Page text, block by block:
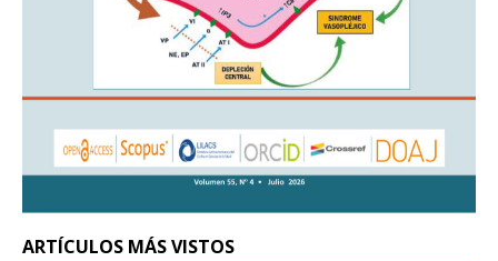
ARTÍCULOS MÁS VISTOS